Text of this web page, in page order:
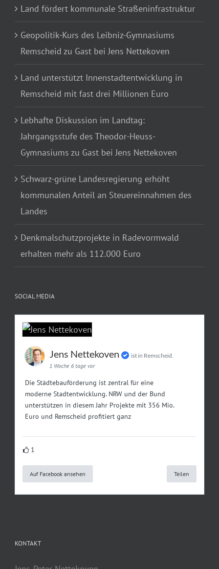
Land fördert kommunale Straßeninfrastruktur
Geopolitik-Kurs des Leibniz-Gymnasiums
Remscheid zu Gast bei Jens Nettekoven
Land unterstützt Innenstadtentwicklung in
Remscheid mit fast drei Millionen Euro
Lebhafte Diskussion im Landtag:
Jahrgangsstufe des Theodor-Heuss-
Gymnasiums zu Gast bei Jens Nettekoven
Schwarz-grüne Landesregierung erhöht
kommunalen Anteil an Steuereinnahmen des
Landes
Denkmalschutzprojekte in Radevormwald
erhalten mehr als 112.000 Euro
SOCIAL MEDIA
Jens Nettekoven
ist in Remscheid.
1 Woche 6 tage vor
Die Städtebauförderung ist zentral für eine
moderne Stadtentwicklung. NRW und der Bund
unterstützen in diesem Jahr Projekte mit 356 Mio.
Euro und Remscheid profitiert ganz
1
Auf Facebook ansehen Teilen
KONTAKT